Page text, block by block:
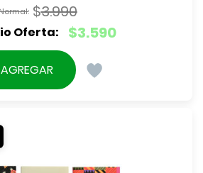
$3.990
El
precio
original
$3.590
El
precio
actual
AGREGAR